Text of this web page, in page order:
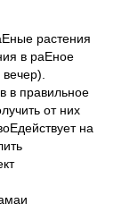
растения
в раЕное
в правильное
от них
на